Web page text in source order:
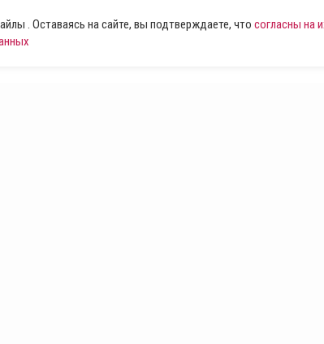
. Оставаясь на сайте, вы подтверждаете, что согласны на